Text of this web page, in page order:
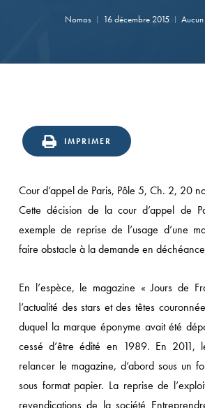
Nomos 16 décembre 2015
IMPRIMER
Cour d’appel de Paris, Pôle 5, Ch. 2, 20
Cette décision de la cour d’appel de
exemple de reprise de l’usage d’une
faire obstacle à la demande en
En l’espèce, le magazine « Jours de
l’actualité des stars et des têtes
duquel la marque éponyme avait été
cessé d’être édité en 1989. En 2011,
relancer le magazine, d’abord sous un
sous format papier. La reprise de
revendications de la société